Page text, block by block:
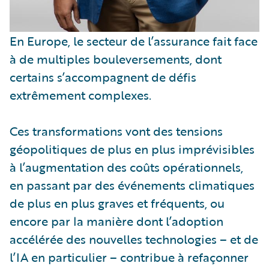
En Europe, le secteur de l’assurance fait face
à de multiples bouleversements, dont
certains s’accompagnent de défis
extrêmement complexes.
Ces transformations vont des tensions
géopolitiques de plus en plus imprévisibles
à l’augmentation des coûts opérationnels,
en passant par des événements climatiques
de plus en plus graves et fréquents, ou
encore par la manière dont l’adoption
accélérée des nouvelles technologies – et de
l’IA en particulier – contribue à refaçonner